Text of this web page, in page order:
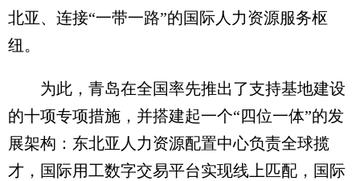
北亚、连接“一带一路”的国际人力资源服务枢
纽。
为此，青岛在全国率先推出了支持基地建设
的十项专项措施，并搭建起一个“四位一体”的发
展架构：东北亚人力资源配置中心负责全球揽
才，国际用工数字交易平台实现线上匹配，国际